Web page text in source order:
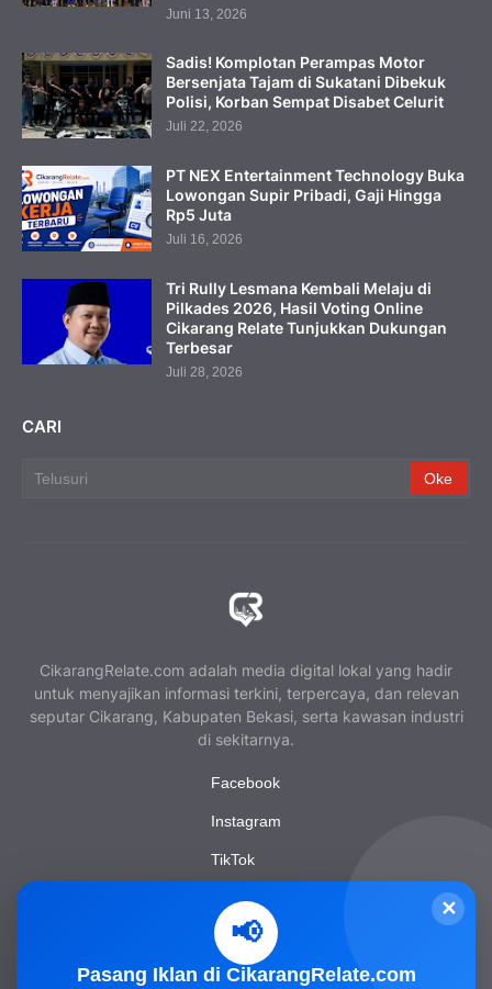
✕
📢
Pasang Iklan di CikarangRelate.com
Juni 13, 2026
Sadis! Komplotan Perampas Motor
Bersenjata Tajam di Sukatani Dibekuk
Polisi, Korban Sempat Disabet Celurit
Juli 22, 2026
PT NEX Entertainment Technology Buka
Lowongan Supir Pribadi, Gaji Hingga
Rp5 Juta
Juli 16, 2026
Tri Rully Lesmana Kembali Melaju di
Pilkades 2026, Hasil Voting Online
Cikarang Relate Tunjukkan Dukungan
Terbesar
Juli 28, 2026
CARI
CikarangRelate.com adalah media digital lokal yang hadir
untuk menyajikan informasi terkini, terpercaya, dan relevan
seputar Cikarang, Kabupaten Bekasi, serta kawasan industri
di sekitarnya.
Facebook
Instagram
TikTok
YouTube